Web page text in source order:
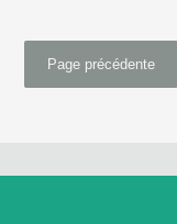
Page précédente